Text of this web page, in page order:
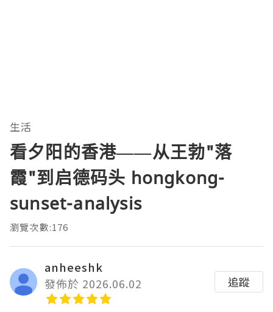
生活
看夕阳的香港——从王勃"落
霞"到启德码头 hongkong-
sunset-analysis
瀏覽次數:176
anheeshk
發佈於 2026.06.02
追蹤